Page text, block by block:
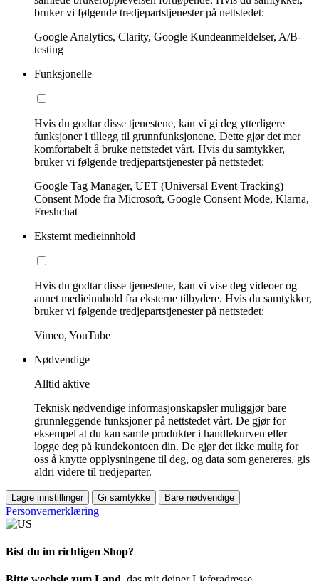
bruker vi følgende tredjepartstjenester på nettstedet:
Google Analytics, Clarity, Google Kundeanmeldelser, A/B-
testing
Funksjonelle
Hvis du godtar disse tjenestene, kan vi gi deg ytterligere
funksjoner i tillegg til grunnfunksjonene. Dette gjør det mer
komfortabelt å bruke nettstedet vårt. Hvis du samtykker,
bruker vi følgende tredjepartstjenester på nettstedet:
Google Tag Manager, UET (Universal Event Tracking)
Consent Mode fra Microsoft, Google Consent Mode, Klarna,
Freshchat
Eksternt medieinnhold
Hvis du godtar disse tjenestene, kan vi vise deg videoer og
annet medieinnhold fra eksterne tilbydere. Hvis du samtykker,
bruker vi følgende tredjepartstjenester på nettstedet:
Vimeo, YouTube
Nødvendige
Alltid aktive
Teknisk nødvendige informasjonskapsler muliggjør bare
grunnleggende funksjoner på nettstedet vårt. De gjør for
eksempel at du kan samle produkter i handlekurven eller
logge deg på kundekontoen din. De gjør det ikke mulig for
oss å knytte opplysningene til deg, og data som genereres, gis
aldri videre til tredjeparter.
Lagre innstillinger Gi samtykke Bare nødvendige
Personvernerklæring
Bist du im richtigen Shop?